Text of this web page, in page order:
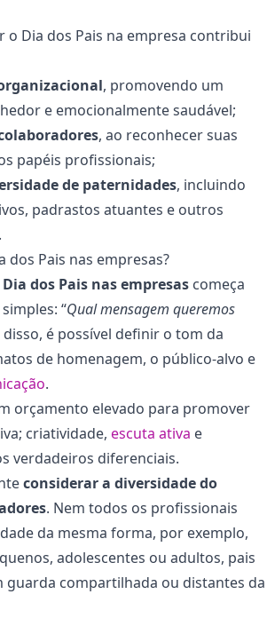
o Dia dos Pais na empresa contribui
, promovendo um
e emocionalmente saudável;
, ao reconhecer suas
papéis profissionais;
de paternidades, incluindo
padrastos atuantes e outros
dos Pais nas empresas?
Dia dos Pais nas empresas começa
“Qual mensagem queremos
disso, é possível definir o tom da
de homenagem, o público-alvo e
.
orçamento elevado para promover
criatividade, escuta ativa e
verdadeiros diferenciais.
considerar a diversidade do
. Nem todos os profissionais
da mesma forma, por exemplo,
adolescentes ou adultos, pais
guarda compartilhada ou distantes da